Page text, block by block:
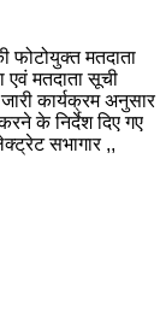
फोटोयुक्त मतदाता
एवं मतदाता सूची
कार्यक्रम अनुसार
के निर्देश दिए गए
सभागार ,,